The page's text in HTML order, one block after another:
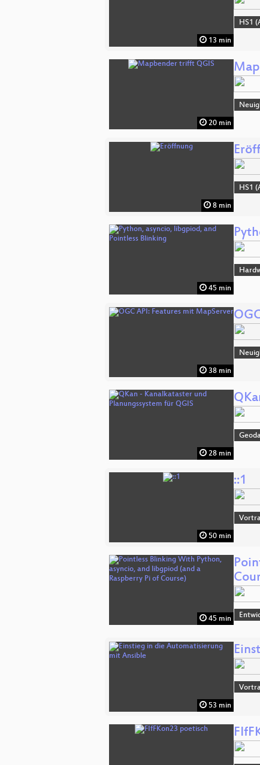
13 min
HS1
20 min
8 min
HS1
45 min
38 min
28 min
50 min
::1
45 min
53 min